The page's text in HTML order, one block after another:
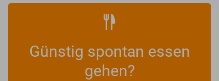
Günstig spontan essen
gehen?